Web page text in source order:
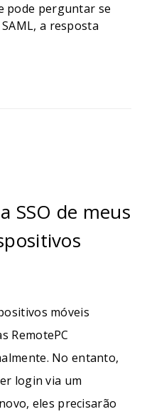
pode perguntar se
a resposta
SSO de meus
móveis
RemotePC
No entanto,
login via um
eles precisarão